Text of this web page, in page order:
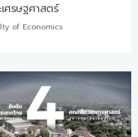
ศรษฐศาสตร์
of Economics